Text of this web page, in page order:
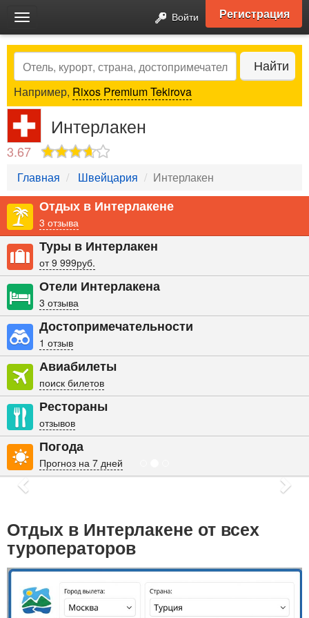
Toggle
navigation
Войти Регистрация
Search Найти
Например, Rixos Premium Tekirova
Интерлакен
3.67
Главная Швейцария Интерлакен
Отдых в Интерлакене
3 отзыва
Туры в Интерлакен
от 9 999руб.
Отели Интерлакена
3 отзыва
Достопримечательности
1 отзыв
Авиабилеты
поиск билетов
Рестораны
отзывов
Погода
Прогноз на 7 дней
Previous
Отдых в Интерлакене от всех
туроператоров